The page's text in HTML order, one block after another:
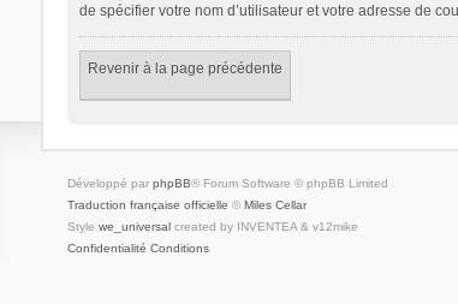
de spécifier votre nom d’utilisateur et votre adresse de
Revenir à la page précédente
Développé par phpBB® Forum Software © phpBB Limited
Traduction française officielle © Miles Cellar
Style we_universalcreated by INVENTEA & v12mike
Confidentialité Conditions